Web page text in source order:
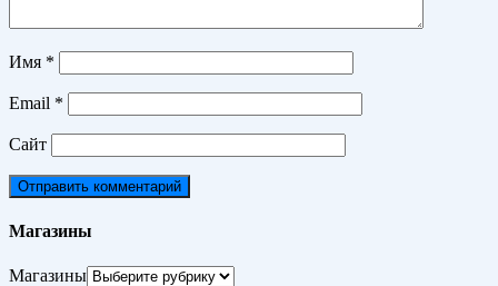
Имя *
Email *
Сайт
Магазины
Магазины